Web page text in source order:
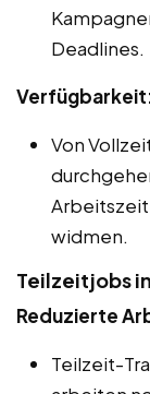
Deadlines.
Von
widmen.
Teilzeitjobs
Reduzierte
Teilzeit-